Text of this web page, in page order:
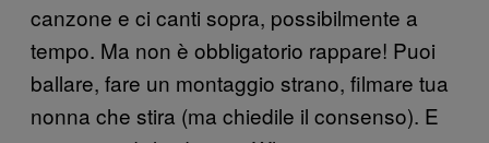
canzone e ci canti sopra, possibilmente a
tempo. Ma non è obbligatorio rappare! Puoi
ballare, fare un montaggio strano, filmare tua
nonna che stira (ma chiedile il consenso). E